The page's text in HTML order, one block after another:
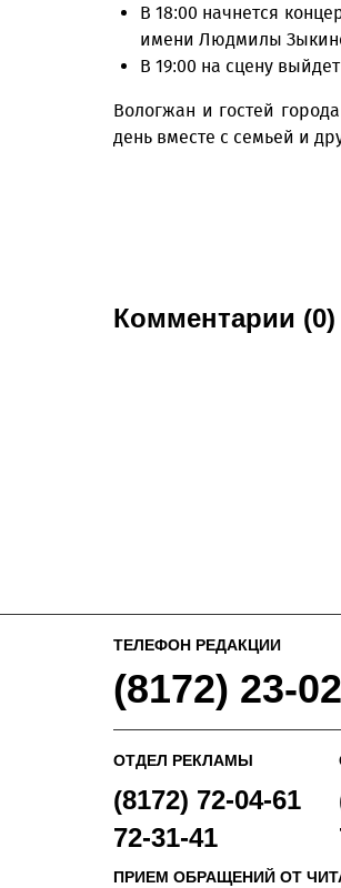
В 18:00 начнется
имени Людмилы
В 19:00 на сцену
Вологжан и гостей
день вместе с семьей и
Комментарии (0)
ТЕЛЕФОН РЕДАКЦИИ
(8172) 23-
ОТДЕЛ РЕКЛАМЫ
(8172) 72-04-61
72-31-41
ПРИЕМ ОБРАЩЕНИЙ ОТ